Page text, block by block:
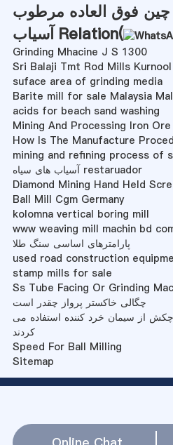
فوق العاده مرطوب
آسیاب Relation(
Grinding Mhacine J S 1300
Sri Balaji Tmt Rod Mills
suface area of grinding media
Barite mill for sale Malaysia
acids for beach sand washing
Mining And Processing Iron Ore
How Is The Manufacture
mining and refining process of
آسیاب های سیاه restaruador
Diamond Mining Hand Held
Ball Mill Cgm Germany
kolomna vertical boring mill
www weaving mill machin bd
پارامترهای اساسی سنگ طلا
used road construction
stamp mills for sale
Ss Tube Facing Or Grinding
چگالی خاکستر پرواز چقدر است
از سیمان خرد کننده استفاده می
کردند
Speed For Ball Milling
Sitemap